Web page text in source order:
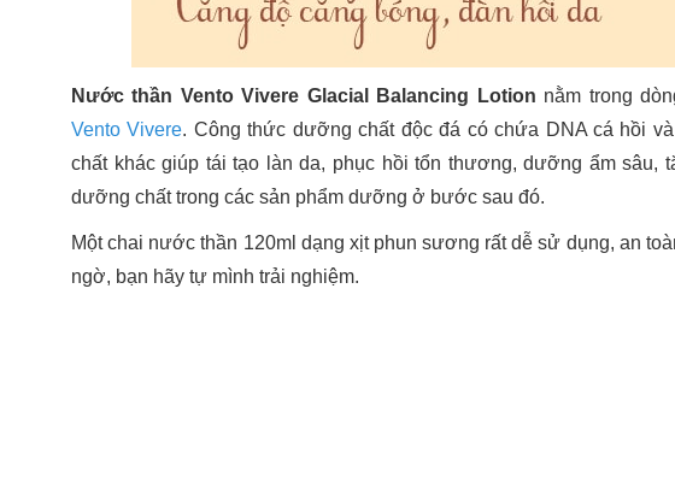
Nước thần Vento Vivere Glacial Balancing Lotion nằm trong
Vento Vivere. Công thức dưỡng chất độc đá có chứa DNA cá hồi
chất khác giúp tái tạo làn da, phục hồi tổn thương, dưỡng ẩm sâu,
dưỡng chất trong các sản phẩm dưỡng ở bước sau đó.
Một chai nước thần 120ml dạng xịt phun sương rất dễ sử dụng, an
ngờ, bạn hãy tự mình trải nghiệm.